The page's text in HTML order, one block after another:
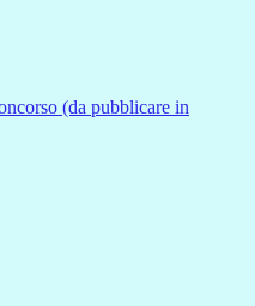
(da pubblicare in